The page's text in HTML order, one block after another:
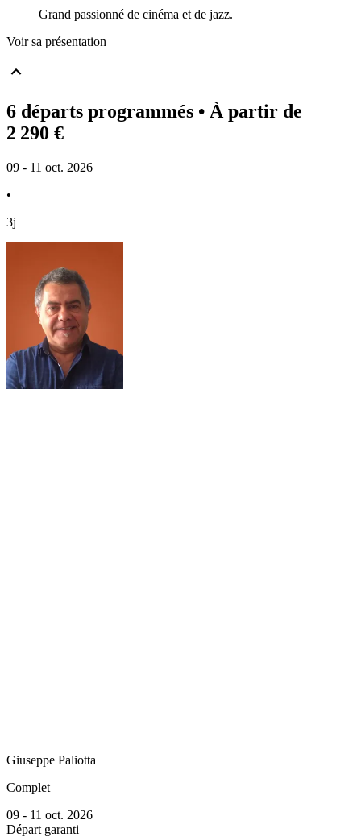
Grand passionné de cinéma et de jazz.
Voir sa présentation
6 départs programmés • À partir de
2 290 €
09 - 11 oct. 2026
•
3j
Giuseppe Paliotta
Complet
09 - 11 oct. 2026
Départ garanti